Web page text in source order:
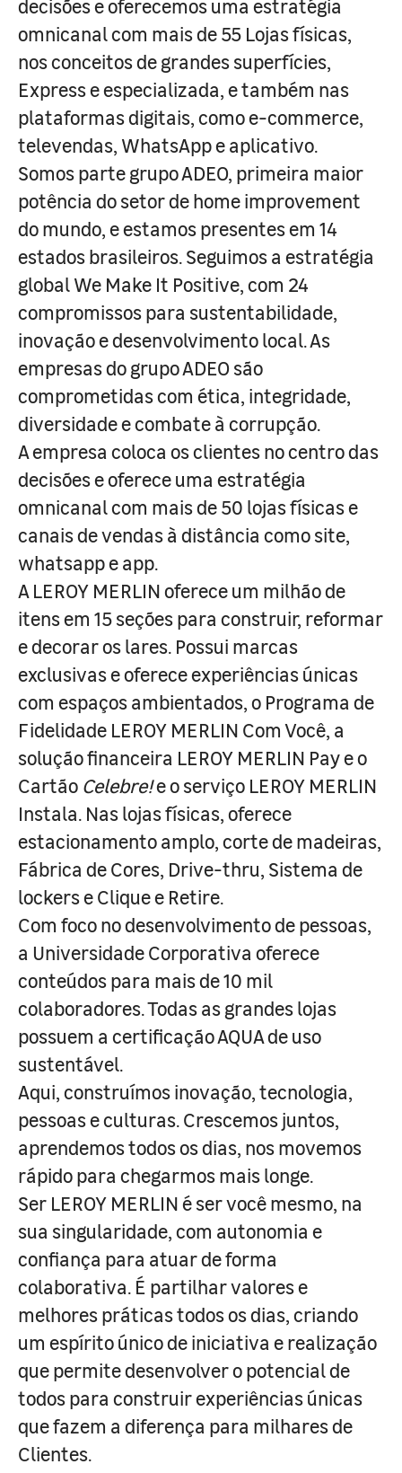
decisões e oferecemos uma estratégia
omnicanal com mais de 55 Lojas físicas,
nos conceitos de grandes superfícies,
Express e especializada, e também nas
plataformas digitais, como e-commerce,
televendas, WhatsApp e aplicativo.
Somos parte grupo ADEO, primeira maior
potência do setor de home improvement
do mundo, e estamos presentes em 14
estados brasileiros. Seguimos a estratégia
global We Make It Positive, com 24
compromissos para sustentabilidade,
inovação e desenvolvimento local. As
empresas do grupo ADEO são
comprometidas com ética, integridade,
diversidade e combate à corrupção.
A empresa coloca os clientes no centro das
decisões e oferece uma estratégia
omnicanal com mais de 50 lojas físicas e
canais de vendas à distância como site,
whatsapp e app.
A LEROY MERLIN oferece um milhão de
itens em 15 seções para construir, reformar
e decorar os lares. Possui marcas
exclusivas e oferece experiências únicas
com espaços ambientados, o Programa de
Fidelidade LEROY MERLIN Com Você, a
solução financeira LEROY MERLIN Pay e o
Cartão Celebre!e o serviço LEROY MERLIN
Instala. Nas lojas físicas, oferece
estacionamento amplo, corte de madeiras,
Fábrica de Cores, Drive-thru, Sistema de
lockers e Clique e Retire.
Com foco no desenvolvimento de pessoas,
a Universidade Corporativa oferece
conteúdos para mais de 10 mil
colaboradores. Todas as grandes lojas
possuem a certificação AQUA de uso
sustentável.
Aqui, construímos inovação, tecnologia,
pessoas e culturas. Crescemos juntos,
aprendemos todos os dias, nos movemos
rápido para chegarmos mais longe.
Ser LEROY MERLIN é ser você mesmo, na
sua singularidade, com autonomia e
confiança para atuar de forma
colaborativa. É partilhar valores e
melhores práticas todos os dias, criando
um espírito único de iniciativa e realização
que permite desenvolver o potencial de
todos para construir experiências únicas
que fazem a diferença para milhares de
Clientes.